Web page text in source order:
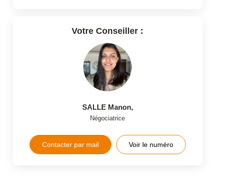
Votre Conseiller :
SALLE Manon,
Négociatrice
Contacter par mail Voir le numéro